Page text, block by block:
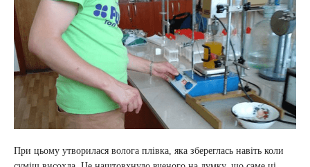
При цьому утворилася волога плівка, яка збереглась навіть коли